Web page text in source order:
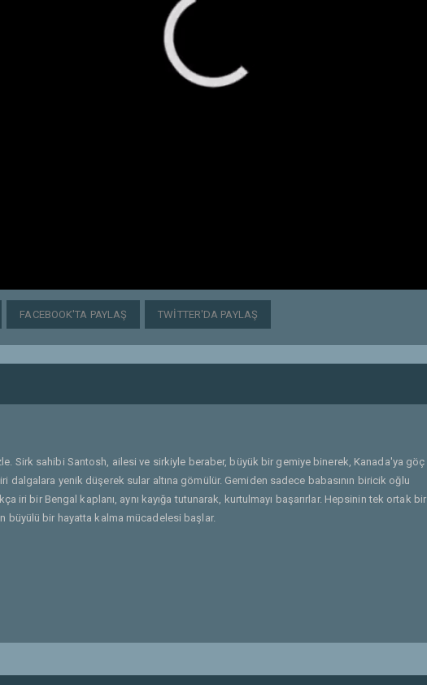
FACEBOOK'TA PAYLAŞ TWITTER'DA PAYLAŞ
Sirk sahibi Santosh, ailesi ve sirkiyle beraber, büyük bir gemiye binerek, Kanada'ya göç
dalgalara yenik düşerek sular altına gömülür. Gemiden sadece babasının biricik oğlu
iri bir Bengal kaplanı, aynı kayığa tutunarak, kurtulmayı başarırlar. Hepsinin tek ortak bir
büyülü bir hayatta kalma mücadelesi başlar.